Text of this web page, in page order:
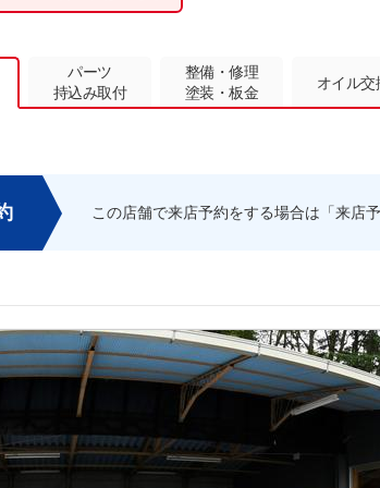
パーツ
持込み取付
整備・修理
塗装・板金
オイル交
この店舗で来店予約をする場合は「来店